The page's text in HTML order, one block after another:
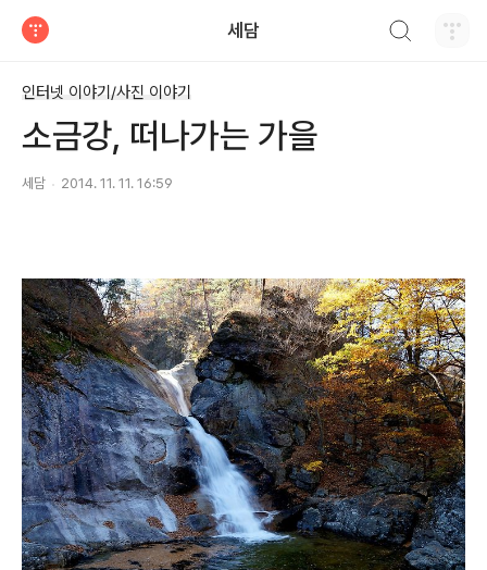
세담
인터넷 이야기/사진 이야기
소금강, 떠나가는 가을
세담 2014. 11. 11. 16:59